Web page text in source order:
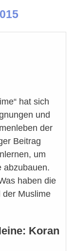
hat sich
und
der
Beitrag
um
abzubauen.
haben die
der Muslime
Koran